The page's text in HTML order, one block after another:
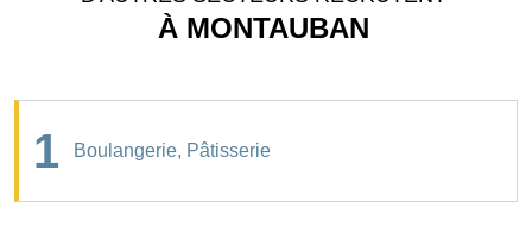
À MONTAUBAN
1 Boulangerie, Pâtisserie